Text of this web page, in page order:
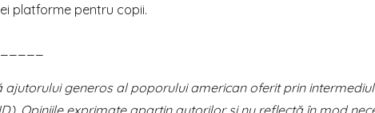
platforme pentru copii.
generos al poporului american oferit prin intermediul
Opiniile exprimate aparţin autorilor şi nu reflectă în mod